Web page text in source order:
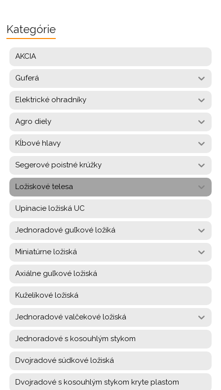
Kategórie
AKCIA
Guferá
Elektrické ohradníky
Agro diely
Kĺbové hlavy
Segerové poistné krúžky
Ložiskové telesa
Upínacie ložiská UC
Jednoradové guľkové ložiká
Miniatúrne ložiská
Axiálne guľkové ložiská
Kuželíkové ložiská
Jednoradové valčekové ložiská
Jednoradové s kosouhlým stykom
Dvojradové súdkové ložiská
Dvojradové s kosouhlým stykom kryte plastom